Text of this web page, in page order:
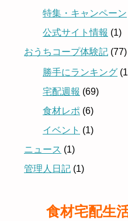
特集・キャンペーン
公式サイト情報 (1)
おうちコープ体験記 (77)
勝手にランキング
宅配週報 (69)
食材レポ (6)
イベント (1)
ニュース (1)
管理人日記 (1)
食材宅配生